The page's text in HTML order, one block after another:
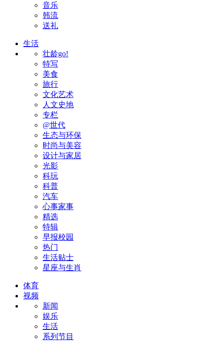
音乐
韩流
送礼
生活
壮龄go!
特写
美食
旅行
文化艺术
人文史地
专栏
@世代
生态与环保
时尚与美容
设计与家居
光影
科玩
科普
汽车
心事家事
精选
特辑
早报校园
热门
生活贴士
星座与生肖
体育
视频
新闻
娱乐
生活
系列节目